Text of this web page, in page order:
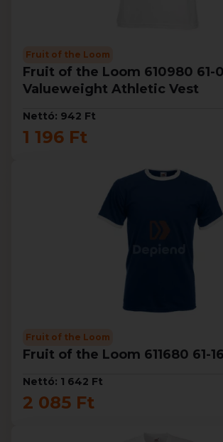
Fruit of the Loom
Fruit of the Loom 610980 61-
Valueweight Athletic Vest
Nettó: 942 Ft
1 196 Ft
Fruit of the Loom
Fruit of the Loom 611680 61-
Nettó: 1 642 Ft
2 085 Ft